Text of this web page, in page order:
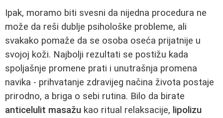
Ipak, moramo biti svesni da nijedna procedura ne
može da reši dublje psihološke probleme, ali
svakako pomaže da se osoba oseća prijatnije u
svojoj koži. Najbolji rezultati se postižu kada
spoljašnje promene prati i unutrašnja promena
navika - prihvatanje zdravijeg načina života postaje
prirodno, a briga o sebi rutina. Bilo da birate
anticelulit masažu kao ritual relaksacije, lipolizu